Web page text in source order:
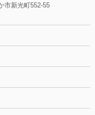
市新光町552-55